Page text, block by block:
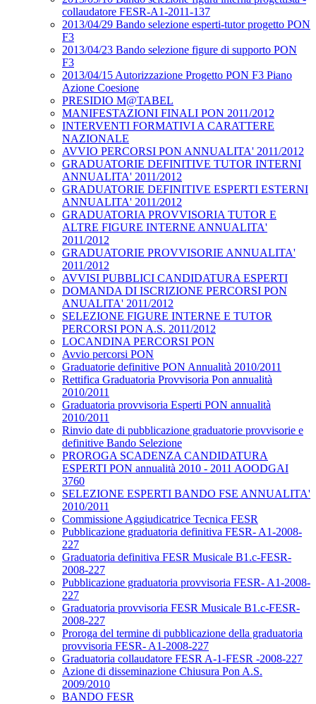
collaudatore FESR-A1-2011-137
2013/04/29 Bando selezione esperti-tutor progetto PON
F3
2013/04/23 Bando selezione figure di supporto PON
F3
2013/04/15 Autorizzazione Progetto PON F3 Piano
Azione Coesione
PRESIDIO M@TABEL
MANIFESTAZIONI FINALI PON 2011/2012
INTERVENTI FORMATIVI A CARATTERE
NAZIONALE
AVVIO PERCORSI PON ANNUALITA' 2011/2012
GRADUATORIE DEFINITIVE TUTOR INTERNI
ANNUALITA' 2011/2012
GRADUATORIE DEFINITIVE ESPERTI ESTERNI
ANNUALITA' 2011/2012
GRADUATORIA PROVVISORIA TUTOR E
ALTRE FIGURE INTERNE ANNUALITA'
2011/2012
GRADUATORIE PROVVISORIE ANNUALITA'
2011/2012
AVVISI PUBBLICI CANDIDATURA ESPERTI
DOMANDA DI ISCRIZIONE PERCORSI PON
ANUALITA' 2011/2012
SELEZIONE FIGURE INTERNE E TUTOR
PERCORSI PON A.S. 2011/2012
LOCANDINA PERCORSI PON
Avvio percorsi PON
Graduatorie definitive PON Annualità 2010/2011
Rettifica Graduatoria Provvisoria Pon annualità
2010/2011
Graduatoria provvisoria Esperti PON annualità
2010/2011
Rinvio date di pubblicazione graduatorie provvisorie e
definitive Bando Selezione
PROROGA SCADENZA CANDIDATURA
ESPERTI PON annualità 2010 - 2011 AOODGAI
3760
SELEZIONE ESPERTI BANDO FSE ANNUALITA'
2010/2011
Commissione Aggiudicatrice Tecnica FESR
Pubblicazione graduatoria definitiva FESR- A1-2008-
227
Graduatoria definitiva FESR Musicale B1.c-FESR-
2008-227
Pubblicazione graduatoria provvisoria FESR- A1-2008-
227
Graduatoria provvisoria FESR Musicale B1.c-FESR-
2008-227
Proroga del termine di pubblicazione della graduatoria
provvisoria FESR- A1-2008-227
Graduatoria collaudatore FESR A-1-FESR -2008-227
Azione di disseminazione Chiusura Pon A.S.
2009/2010
BANDO FESR